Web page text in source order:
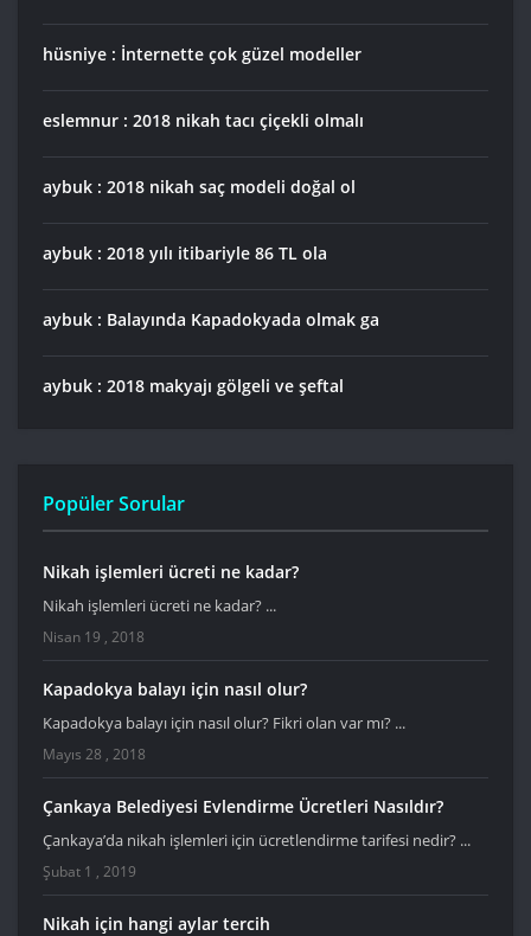
hüsniye : İnternette çok güzel modeller
eslemnur : 2018 nikah tacı çiçekli olmalı
aybuk : 2018 nikah saç modeli doğal ol
aybuk : 2018 yılı itibariyle 86 TL ola
aybuk : Balayında Kapadokyada olmak ga
aybuk : 2018 makyajı gölgeli ve şeftal
Popüler Sorular
Nikah işlemleri ücreti ne kadar?
Nikah işlemleri ücreti ne kadar? ...
Nisan 19 , 2018
Kapadokya balayı için nasıl olur?
Kapadokya balayı için nasıl olur? Fikri olan var mı? ...
Mayıs 28 , 2018
Çankaya Belediyesi Evlendirme Ücretleri Nasıldır?
Çankaya’da nikah işlemleri için ücretlendirme tarifesi nedir? ...
Şubat 1 , 2019
Nikah için hangi aylar tercih